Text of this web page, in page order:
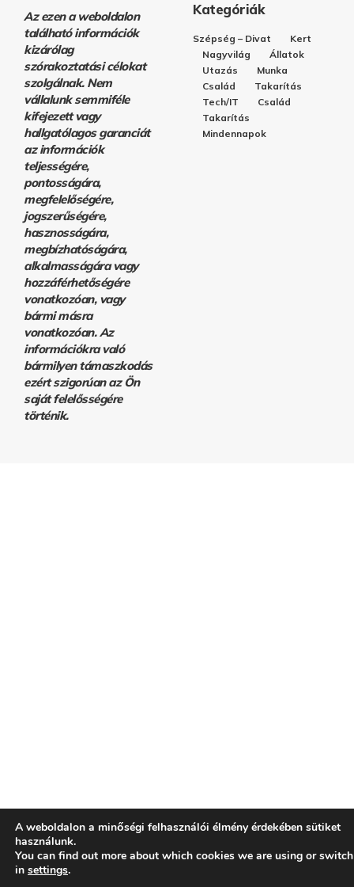
Az ezen a weboldalon
található információk
kizárólag
szórakoztatási célokat
szolgálnak. Nem
vállalunk semmiféle
kifejezett vagy
hallgatólagos garanciát
az információk
teljességére,
pontosságára,
megfelelőségére,
jogszerűségére,
hasznosságára,
megbízhatóságára,
alkalmasságára vagy
hozzáférhetőségére
vonatkozóan, vagy
bármi másra
vonatkozóan. Az
információkra való
bármilyen támaszkodás
ezért szigorúan az Ön
saját felelősségére
történik.
Kategóriák
Szépség – Divat
Kert
Nagyvilág
Állatok
Utazás
Munka
Család
Takarítás
Tech/IT
Család
Takarítás
Mindennapok
A weboldalon a minőségi felhasználói élmény érdekében sütiket
használunk.
You can find out more about which cookies we are using or
in settings.